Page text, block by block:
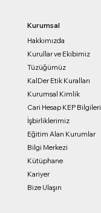
Kurumsal
Hakkımızda
Kurullar ve Ekibimiz
Tüzüğümüz
KalDer Etik Kuralları
Kurumsal Kimlik
Cari Hesap KEP Bilgileri
İşbirliklerimiz
Eğitim Alan Kurumlar
Bilgi Merkezi
Kütüphane
Kariyer
Bize Ulaşın